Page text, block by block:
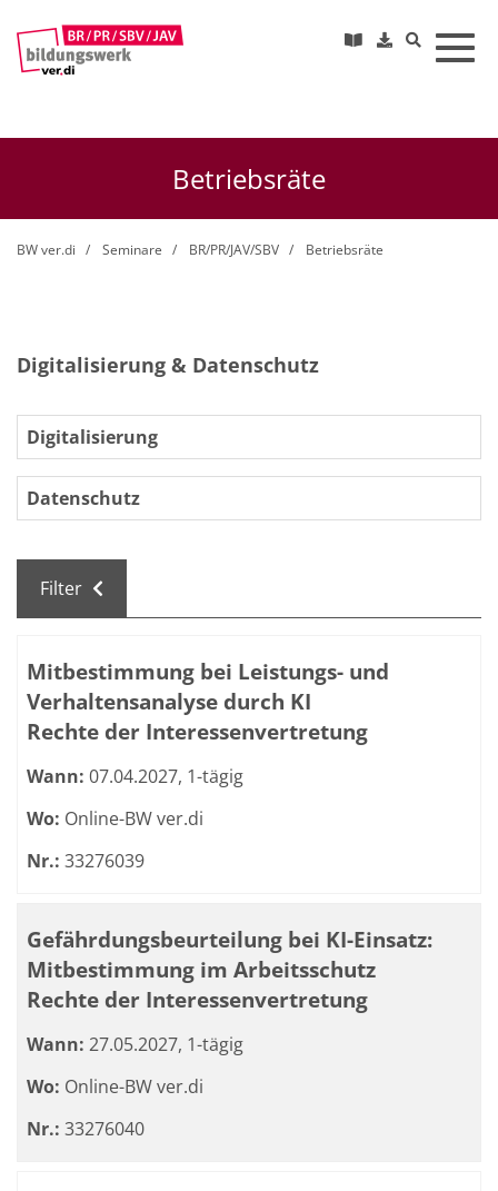
Betriebsräte
BW ver.di Seminare BR/PR/JAV/SBV Betriebsräte
Digitalisierung & Datenschutz
Digitalisierung
Datenschutz
Filter
Mitbestimmung bei Leistungs- und
Verhaltensanalyse durch KI
Rechte der Interessenvertretung
Wann: 07.04.2027, 1-tägig
Wo: Online-BW ver.di
Nr.: 33276039
Gefährdungsbeurteilung bei KI-Einsatz:
Mitbestimmung im Arbeitsschutz
Rechte der Interessenvertretung
Wann: 27.05.2027, 1-tägig
Wo: Online-BW ver.di
Nr.: 33276040